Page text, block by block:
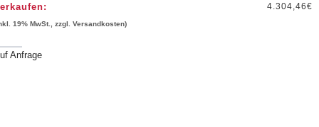
4.304,46€
19% MwSt., zzgl. Versandkosten)
Anfrage